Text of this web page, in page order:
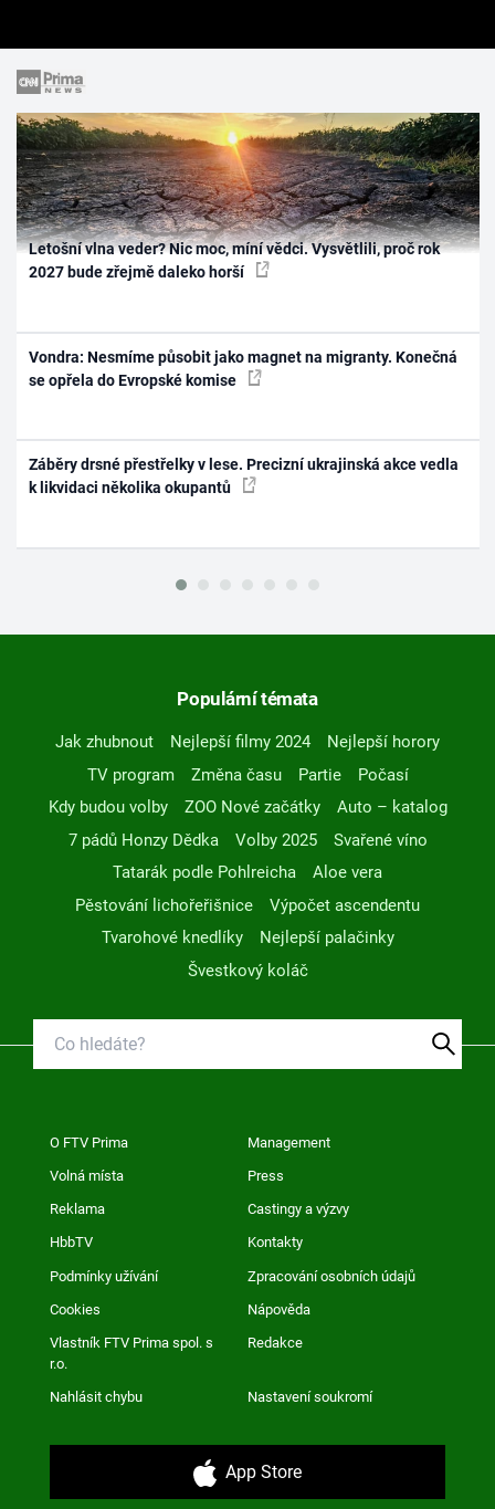
Letošní vlna veder? Nic moc, míní vědci. Vysvětlili, proč rok
2027 bude zřejmě daleko horší
Vondra: Nesmíme působit jako magnet na migranty. Konečná
se opřela do Evropské komise
Záběry drsné přestřelky v lese. Precizní ukrajinská akce vedla
k likvidaci několika okupantů
Populární témata
Jak zhubnout Nejlepší filmy 2024
Nejlepší horory
TV program
Změna času Partie
Počasí
Kdy budou volby
ZOO Nové začátky
Auto – katalog
7 pádů Honzy Dědka
Volby 2025
Svařené víno
Tatarák podle Pohlreicha
Aloe vera
Pěstování lichořeřišnice
Výpočet ascendentu
Tvarohové knedlíky
Nejlepší palačinky
Švestkový koláč
O FTV Prima Management
Volná místa Press
Reklama Castingy a výzvy
HbbTV Kontakty
Podmínky užívání Zpracování osobních údajů
Cookies Nápověda
Vlastník FTV Prima spol. s
r.o.
Redakce
Nahlásit chybu Nastavení soukromí
App Store